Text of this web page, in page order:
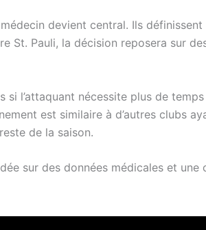
devient central. Ils
St. Pauli, la décision reposera sur
si l’attaquant nécessite plus de
est similaire à d’autres clubs
de la saison.
sur des données médicales et